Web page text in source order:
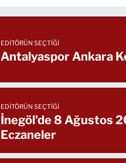
EDITÖRÜN SEÇTIĞI
Antalyaspor Ankara
EDITÖRÜN SEÇTIĞI
İnegöl'de 8 Ağustos
Eczaneler